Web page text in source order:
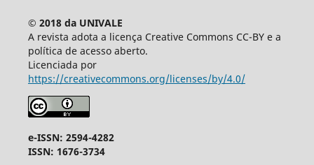
© 2018 da UNIVALE
A revista adota a licença Creative Commons CC-BY e a
política de acesso aberto.
Licenciada por
https://creativecommons.org/licenses/by/4.0/
e-ISSN: 2594-4282
ISSN: 1676-3734